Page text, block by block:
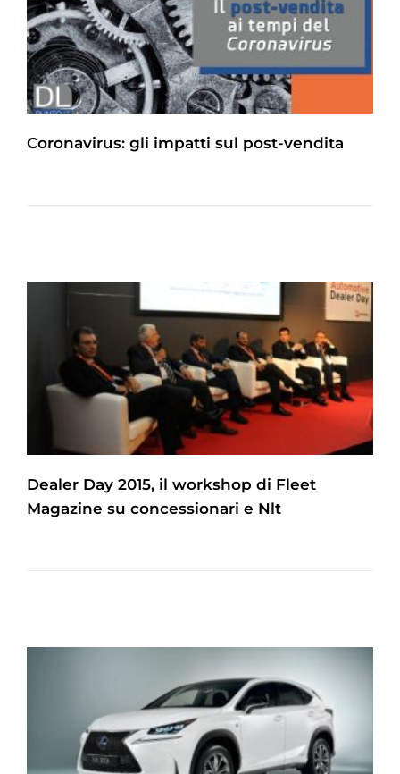
Coronavirus: gli impatti sul post-vendita
Dealer Day 2015, il workshop di Fleet
Magazine su concessionari e Nlt